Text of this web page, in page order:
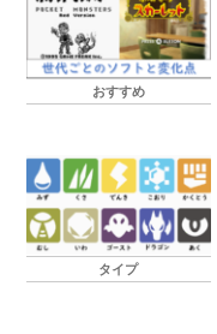
おすすめ
タイプ